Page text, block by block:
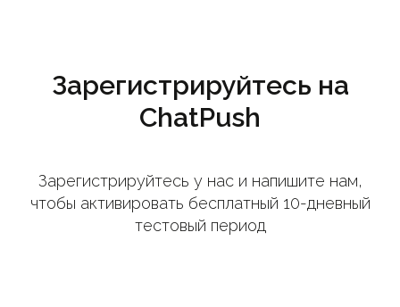
Зарегистрируйтесь на
ChatPush
Зарегистрируйтесь у нас и напишите нам,
чтобы активировать бесплатный 10-дневный
тестовый период